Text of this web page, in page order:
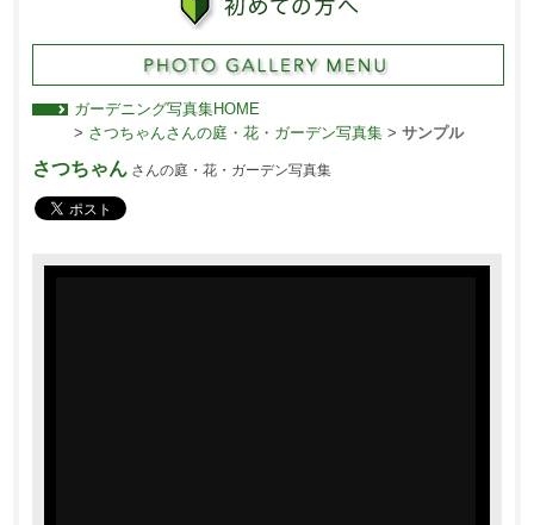
ガーデニング写真集HOME
> さつちゃんさんの庭・花・ガーデン写真集> サンプル
さつちゃんさんの庭・花・ガーデン写真集